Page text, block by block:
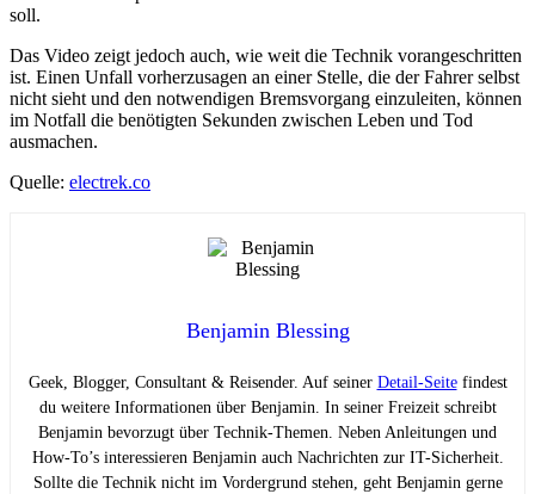
soll.
Das Video zeigt jedoch auch, wie weit die Technik vorangeschritten
ist. Einen Unfall vorherzusagen an einer Stelle, die der Fahrer selbst
nicht sieht und den notwendigen Bremsvorgang einzuleiten, können
im Notfall die benötigten Sekunden zwischen Leben und Tod
ausmachen.
Quelle: electrek.co
Benjamin Blessing
Geek, Blogger, Consultant & Reisender. Auf seiner Detail-Seitefindest
du weitere Informationen über Benjamin. In seiner Freizeit schreibt
Benjamin bevorzugt über Technik-Themen. Neben Anleitungen und
How-To’s interessieren Benjamin auch Nachrichten zur IT-Sicherheit.
Sollte die Technik nicht im Vordergrund stehen, geht Benjamin gerne